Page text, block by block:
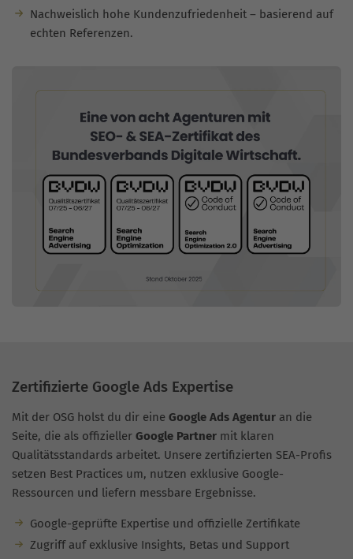
Nachweislich hohe Kundenzufriedenheit – basierend auf
echten Referenzen.
Zertifizierte Google Ads Expertise
Mit der OSG holst du dir eine Google Ads Agentur an die
Seite, die als offizieller Google Partner mit klaren
Qualitätsstandards arbeitet. Unsere zertifizierten SEA-Profis
setzen Best Practices um, nutzen exklusive Google-
Ressourcen und liefern messbare Ergebnisse.
Google-geprüfte Expertise und offizielle Zertifikate
Zugriff auf exklusive Insights, Betas und Support